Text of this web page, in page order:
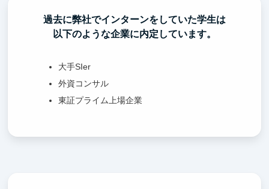
過去に弊社でインターンをしていた学生は
以下のような企業に内定しています。
大手SIer
外資コンサル
東証プライム上場企業